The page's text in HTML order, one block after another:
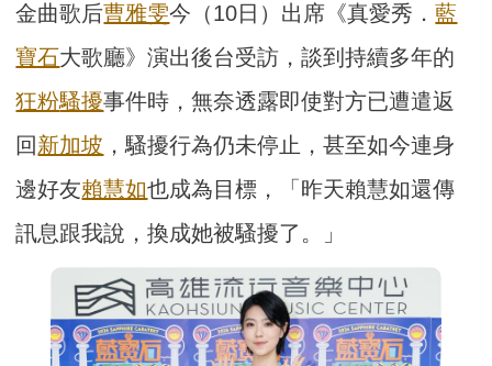
金曲歌后曹雅雯今（10日）出席《真愛秀．藍
寶石大歌廳》演出後台受訪，談到持續多年的
狂粉騷擾事件時，無奈透露即使對方已遭遣返
回新加坡 ，騷擾行為仍未停止，甚至如今連身
邊好友賴慧如也成為目標，「昨天賴慧如還傳
訊息跟我說，換成她被騷擾了。」